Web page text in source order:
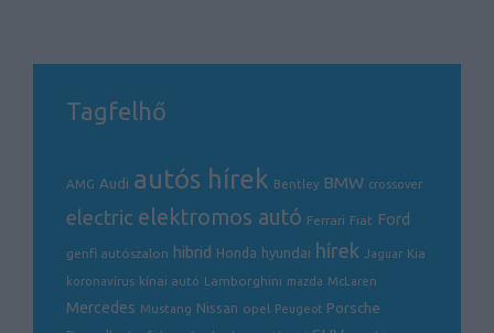
Tagfelhő
AMG Audi autós hírek Bentley BMW crossover
electric elektromos autó Ferrari Fiat Ford
genfi autószalon hibrid Honda hyundai hírek Jaguar Kia
koronavírus kínai autó Lamborghini mazda McLaren
Mercedes Mustang Nissan opel Peugeot Porsche